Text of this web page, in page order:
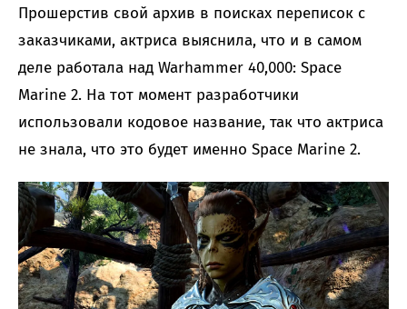
Прошерстив свой архив в поисках переписок с
заказчиками, актриса выяснила, что и в самом
деле работала над Warhammer 40,000: Space
Marine 2. На тот момент разработчики
использовали кодовое название, так что актриса
не знала, что это будет именно Space Marine 2.